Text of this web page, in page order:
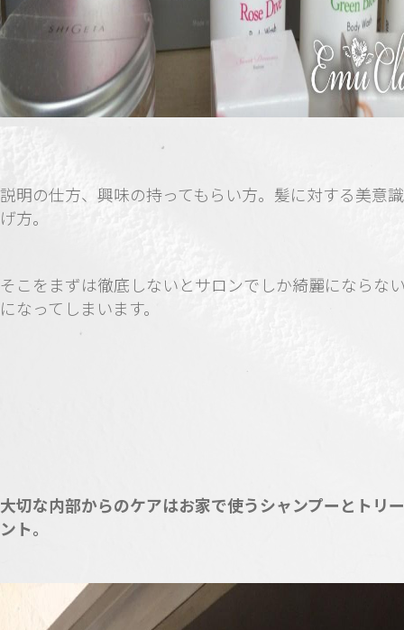
説明の仕方、興味の持ってもらい方。髪に対する美意
げ方。
そこをまずは徹底しないとサロンでしか綺麗にならな
になってしまいます。
大切な内部からのケアはお家で使うシャンプーとトリ
ント。